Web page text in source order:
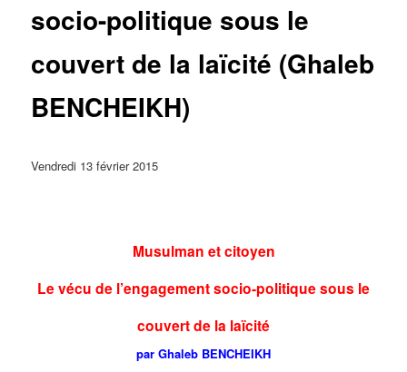
socio-politique sous le
couvert de la laïcité (Ghaleb
BENCHEIKH)
Vendredi 13 février 2015
Musulman et citoyen
Le vécu de l’engagement socio-politique sous le
couvert de la laïcité
par Ghaleb BENCHEIKH